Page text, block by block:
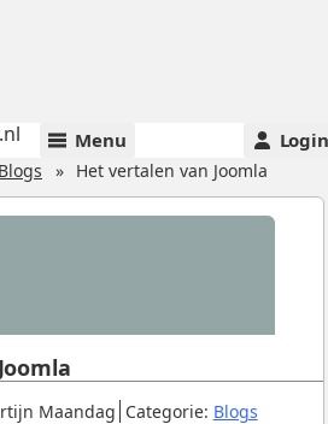
Menu Login
Blogs Het vertalen van Joomla
Maandag. Categorie: Blogs.